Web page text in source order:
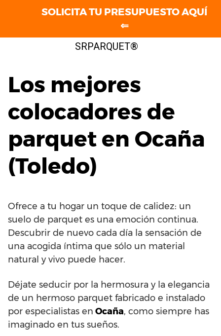
SRPARQUET®
Los mejores
colocadores de
parquet en Ocaña
(Toledo)
Ofrece a tu hogar un toque de calidez: un
suelo de parquet es una emoción continua.
Descubrir de nuevo cada día la sensación de
una acogida íntima que sólo un material
natural y vivo puede hacer.
Déjate seducir por la hermosura y la elegancia
de un hermoso parquet fabricado e instalado
por especialistas en Ocaña, como siempre has
imaginado en tus sueños.
SOLICITA TU PRESUPUESTO AQUÍ
⇐